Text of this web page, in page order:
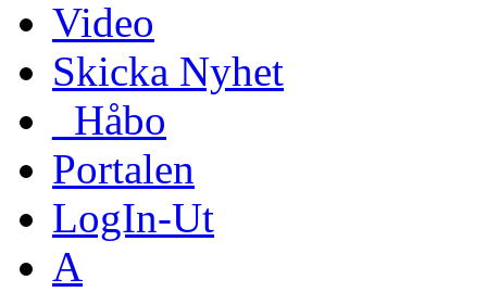
Video
Skicka Nyhet
_Håbo
Portalen
LogIn-Ut
A